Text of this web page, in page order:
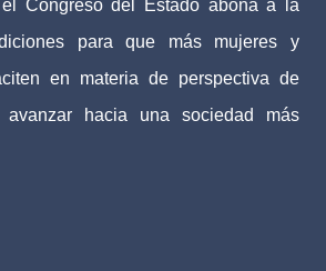
Congreso del Estado abona a la
para que más mujeres y
en materia de perspectiva de
hacia una sociedad más